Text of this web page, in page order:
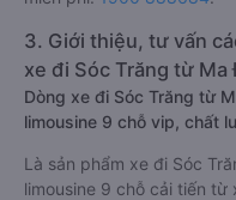
3. Giới thiệu, tư vấn
xe đi Sóc Trăng từ Ma
Dòng xe đi Sóc Trăng từ
limousine 9 chỗ vip, chất
Là sản phẩm xe đi Sóc
limousine 9 chỗ cải tiến